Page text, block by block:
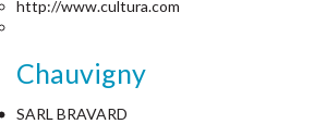
http://www.cultura.com
Chauvigny
SARL BRAVARD